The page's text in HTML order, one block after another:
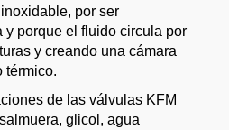
por ser
y porque el fluido circula por
y creando una cámara
térmico.
de las válvulas KFM
glicol, agua